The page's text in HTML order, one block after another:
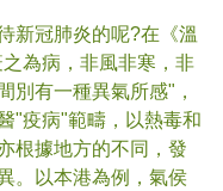
新冠肺炎的呢?在《溫
為病，非風非寒，非
別有一種異氣所感"，
"疫病"範疇，以熱毒和
根據地方的不同，發
。以本港為例，氣侯